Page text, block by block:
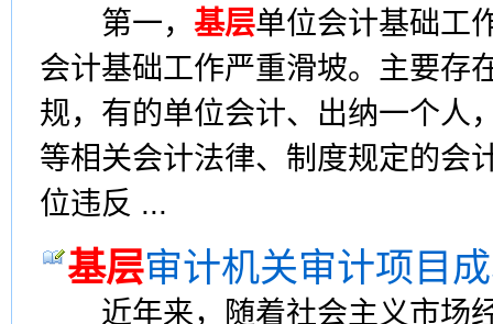
第一， 基层单位会计基础工
会计基础工作严重滑坡。主要存
规，有的单位会计、出纳一个人
等相关会计法律、制度规定的会
位违反 ...
基层审计机关审计项目
近年来，随着社会主义市场经